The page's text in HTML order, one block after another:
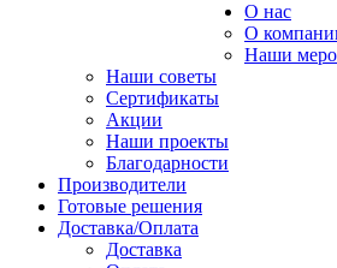
О нас
О
Наши
Наши советы
Сертификаты
Акции
Наши проекты
Благодарности
Производители
Готовые решения
Доставка/Оплата
Доставка